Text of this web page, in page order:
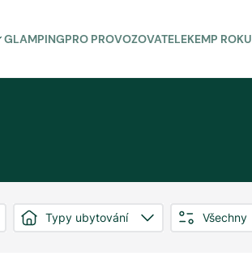
GLAMPINGPRO PROVOZOVATELEKEMP ROKU
Typy ubytování Všechny